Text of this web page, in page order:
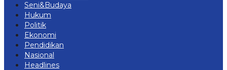
Seni&Budaya
Hukum
Politik
Ekonomi
Pendidikan
Nasional
Headlines